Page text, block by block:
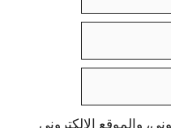
والموقع الإلكتروني